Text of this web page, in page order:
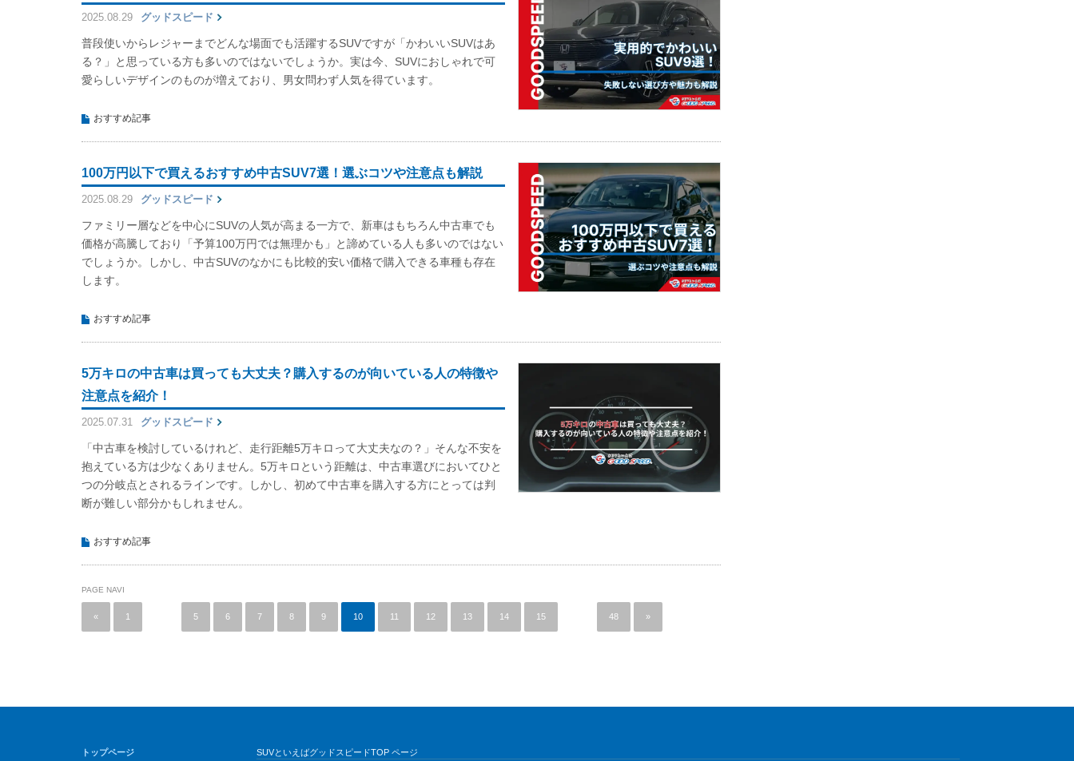
2025.08.29 グッドスピード
普段使いからレジャーまでどんな場面でも活躍するSUVですが「かわいいSUVはあ
る？」と思っている方も多いのではないでしょうか。実は今、SUVにおしゃれで可
愛らしいデザインのものが増えており、男女問わず人気を得ています。
おすすめ記事
100万円以下で買えるおすすめ中古SUV7選！選ぶコツや注意点も解説
2025.08.29 グッドスピード
ファミリー層などを中心にSUVの人気が高まる一方で、新車はもちろん中古車でも
価格が高騰しており「予算100万円では無理かも」と諦めている人も多いのではない
でしょうか。しかし、中古SUVのなかにも比較的安い価格で購入できる車種も存在
します。
おすすめ記事
5万キロの中古車は買っても大丈夫？購入するのが向いている人の特徴や
注意点を紹介！
2025.07.31 グッドスピード
「中古車を検討しているけれど、走行距離5万キロって大丈夫なの？」そんな不安を
抱えている方は少なくありません。5万キロという距離は、中古車選びにおいてひと
つの分岐点とされるラインです。しかし、初めて中古車を購入する方にとっては判
断が難しい部分かもしれません。
おすすめ記事
PAGE NAVI
« 1 5 6 7 8 9 10 11 12 13 14 15 48 »
トップページ SUVといえばグッドスピードTOP ページ